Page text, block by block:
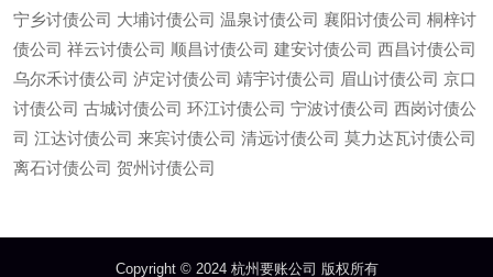
宁乡讨债公司 大埔讨债公司 温泉讨债公司 襄阳讨债公司 桐梓讨
债公司 祥云讨债公司 顺昌讨债公司 建安讨债公司 西昌讨债公司
乌尔禾讨债公司 泸定讨债公司 靖宇讨债公司 眉山讨债公司 京口
讨债公司 古城讨债公司 环江讨债公司 宁波讨债公司 西岗讨债公
司 江达讨债公司 来宾讨债公司 清远讨债公司 莫力达瓦讨债公司
离石讨债公司 贺州讨债公司
Copyright © 2024 杭州要账公司 版权所有
微信13685747439